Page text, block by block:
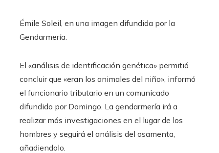
Émile Soleil, en una imagen difundida por la
Gendarmería.
El «análisis de identificación genética» permitió
concluir que «eran los animales del niño», informó
el funcionario tributario en un comunicado
difundido por Domingo. La gendarmería irá a
realizar más investigaciones en el lugar de los
hombres y seguirá el análisis del osamenta,
añadiendolo.